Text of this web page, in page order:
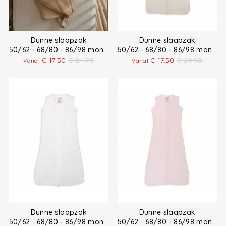
Dunne slaapzak
50/62 - 68/80 - 86/98 months
Vanaf€ 17.50 € 24.90
Dunne slaapzak
50/62 - 68/80 - 86/98 months
Vanaf€ 17.50 € 24.90
Dunne slaapzak
50/62 - 68/80 - 86/98 months
Dunne slaapzak
50/62 - 68/80 - 86/98 months